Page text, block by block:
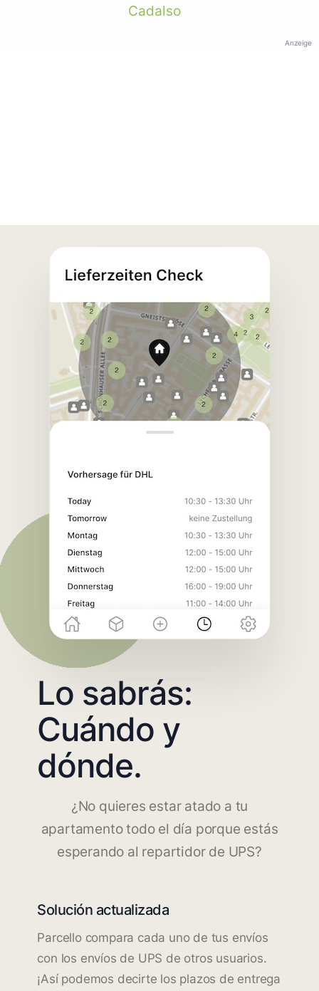
Cadalso
Anzeige
Lo sabrás:
Cuándo y
dónde.
¿No quieres estar atado a tu
apartamento todo el día porque estás
esperando al repartidor de UPS?
Solución actualizada
Parcello compara cada uno de tus envíos
con los envíos de UPS de otros usuarios.
¡Así podemos decirte los plazos de entrega